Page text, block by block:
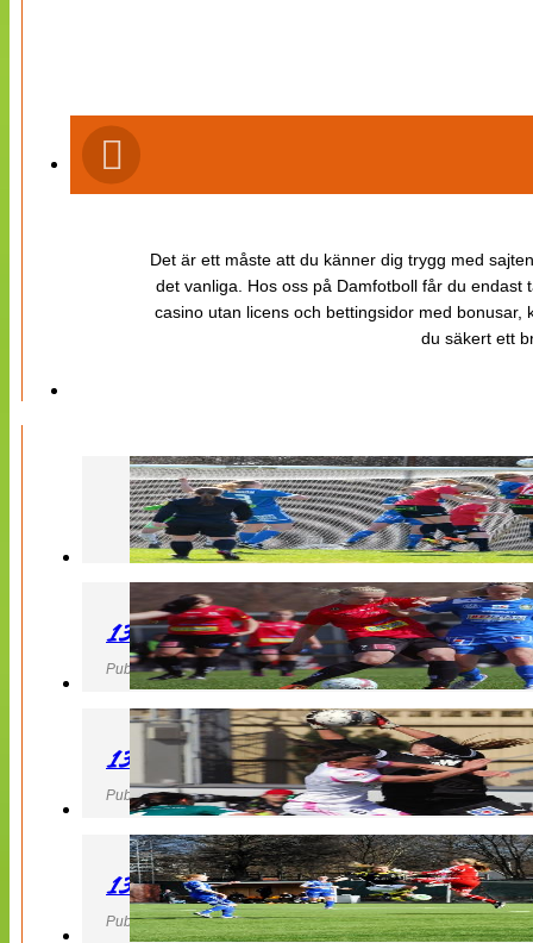
Det är ett måste att du känner dig trygg med
det vanliga. Hos oss på Damfotboll får du
casino utan licens och bettingsidor med
du säkert ett
130427 LB 07 – QBIK
Publicerad 27 April 2013, 22:40
130427 IF Limhamn Bunkeflo – QBIK
Publicerad 27 April 2013, 21:10
130427 LdB FC Malmö – Mallbackens IF
Publicerad 27 April 2013, 20:54